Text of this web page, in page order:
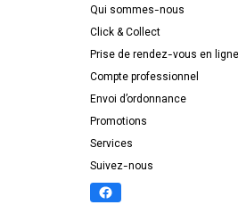
Qui sommes-nous
Click & Collect
Prise de rendez-vous en ligne
Compte professionnel
Envoi d’ordonnance
Promotions
Services
Suivez-nous